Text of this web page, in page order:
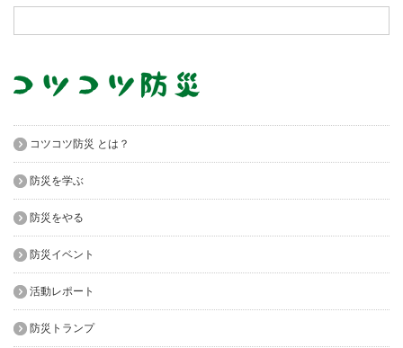
コツコツ防災 とは？
防災を学ぶ
防災をやる
防災イベント
活動レポート
防災トランプ